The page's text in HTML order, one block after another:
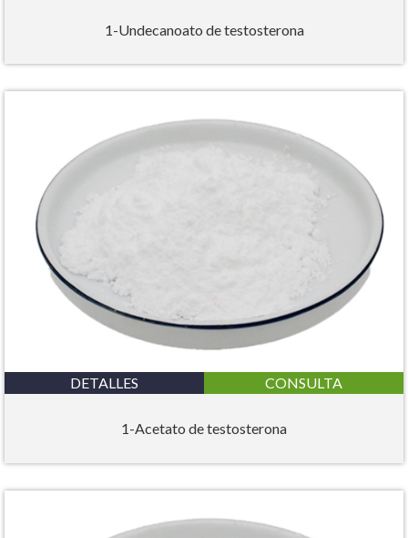
1-Undecanoato de testosterona
DETALLES CONSULTA
1-Acetato de testosterona